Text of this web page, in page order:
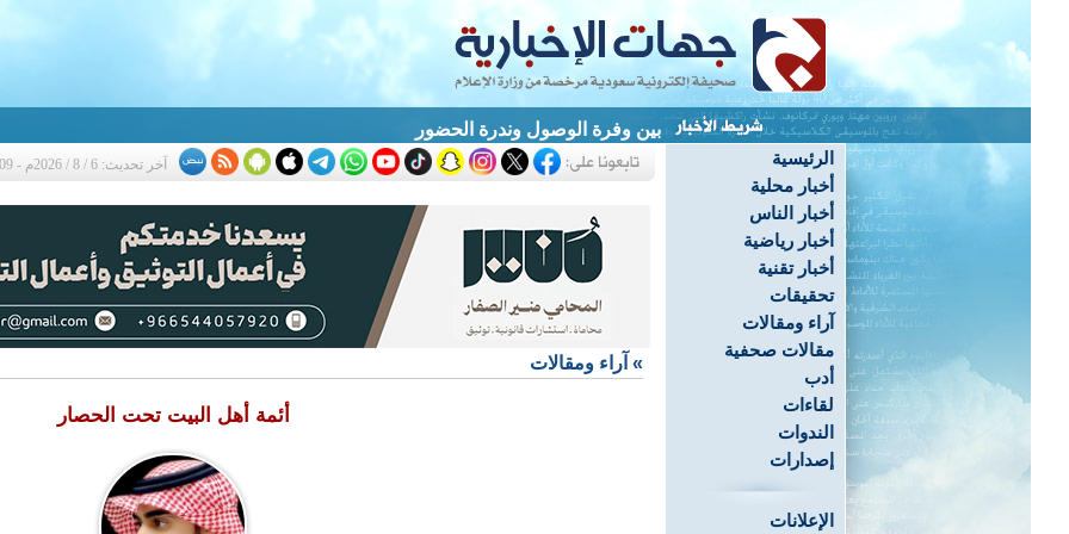
بين وفرة الوصول وندرة الحضور
الرئيسية
أخبار محلية
أخبار الناس
أخبار رياضية
أخبار تقنية
تحقيقات
آراء ومقالات
مقالات صحفية
أدب
لقاءات
الندوات
إصدارات
الإعلانات
آخر تحديث: 6 / 8 / 2026م - 8:09 م
» آراء ومقالات
أئمة أهل البيت تحت الحصار‎